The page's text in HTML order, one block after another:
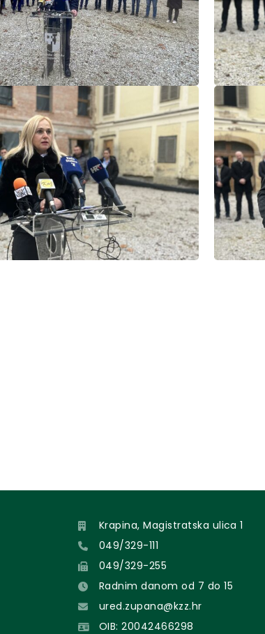
Krapina, Magistratska ulica 1
049/329-111
049/329-255
Radnim danom od 7 do 15
ured.zupana@kzz.hr
OIB: 20042466298